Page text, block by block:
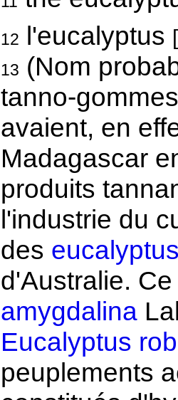
12 l'eucalyptus [
13 (Nom
tanno-
avaient, en
Madagascar
produits
l'industrie du
des
d'Australie.
amygdalina
Eucalyptus
peuplements